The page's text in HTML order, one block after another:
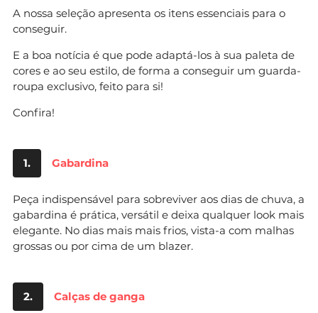
A nossa seleção apresenta os itens essenciais para o
conseguir.
E a boa notícia é que pode adaptá-los à sua paleta de
cores e ao seu estilo, de forma a conseguir um guarda-
roupa exclusivo, feito para si!
Confira!
1. Gabardina
Peça indispensável para sobreviver aos dias de chuva, a
gabardina é prática, versátil e deixa qualquer look mais
elegante. No dias mais mais frios, vista-a com malhas
grossas ou por cima de um blazer.
2. Calças de ganga